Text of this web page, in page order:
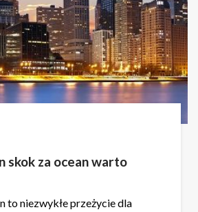
skok za ocean warto
to niezwykłe przeżycie dla